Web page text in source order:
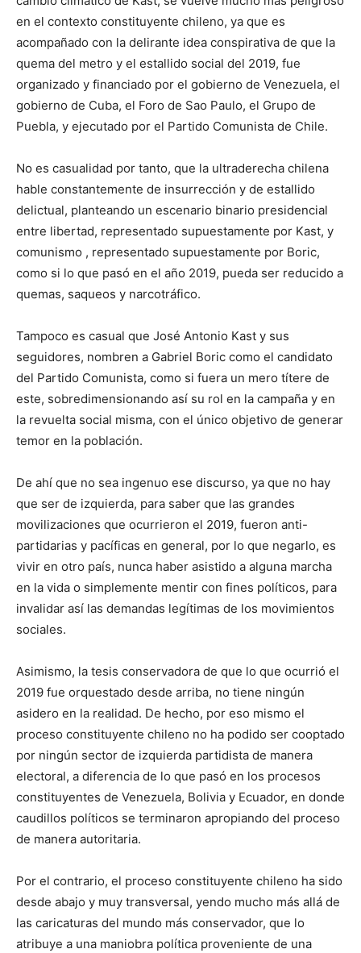
en el contexto constituyente chileno, ya que es
acompañado con la delirante idea conspirativa de que la
quema del metro y el estallido social del 2019, fue
organizado y financiado por el gobierno de Venezuela, el
gobierno de Cuba, el Foro de Sao Paulo, el Grupo de
Puebla, y ejecutado por el Partido Comunista de Chile.
No es casualidad por tanto, que la ultraderecha chilena
hable constantemente de insurrección y de estallido
delictual, planteando un escenario binario presidencial
entre libertad, representado supuestamente por Kast, y
comunismo , representado supuestamente por Boric,
como si lo que pasó en el año 2019, pueda ser reducido a
quemas, saqueos y narcotráfico.
Tampoco es casual que José Antonio Kast y sus
seguidores, nombren a Gabriel Boric como el candidato
del Partido Comunista, como si fuera un mero títere de
este, sobredimensionando así su rol en la campaña y en
la revuelta social misma, con el único objetivo de generar
temor en la población.
De ahí que no sea ingenuo ese discurso, ya que no hay
que ser de izquierda, para saber que las grandes
movilizaciones que ocurrieron el 2019, fueron anti-
partidarias y pacíficas en general, por lo que negarlo, es
vivir en otro país, nunca haber asistido a alguna marcha
en la vida o simplemente mentir con fines políticos, para
invalidar así las demandas legítimas de los movimientos
sociales.
Asimismo, la tesis conservadora de que lo que ocurrió el
2019 fue orquestado desde arriba, no tiene ningún
asidero en la realidad. De hecho, por eso mismo el
proceso constituyente chileno no ha podido ser cooptado
por ningún sector de izquierda partidista de manera
electoral, a diferencia de lo que pasó en los procesos
constituyentes de Venezuela, Bolivia y Ecuador, en donde
caudillos políticos se terminaron apropiando del proceso
de manera autoritaria.
Por el contrario, el proceso constituyente chileno ha sido
desde abajo y muy transversal, yendo mucho más allá de
las caricaturas del mundo más conservador, que lo
atribuye a una maniobra política proveniente de una